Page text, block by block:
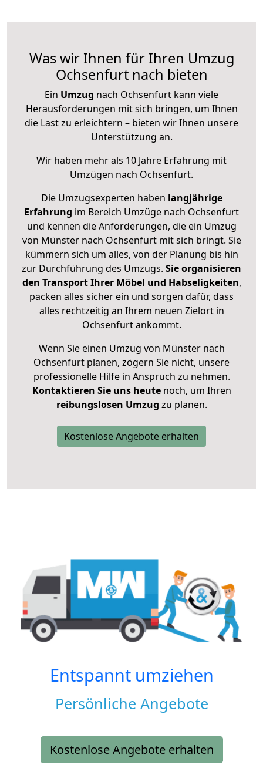
Was wir Ihnen für Ihren Umzug
Ochsenfurt nach bieten
Ein Umzug nach Ochsenfurt kann viele
Herausforderungen mit sich bringen, um Ihnen
die Last zu erleichtern – bieten wir Ihnen unsere
Unterstützung an.
Wir haben mehr als 10 Jahre Erfahrung mit
Umzügen nach Ochsenfurt.
Die Umzugsexperten haben langjährige
Erfahrung im Bereich Umzüge nach Ochsenfurt
und kennen die Anforderungen, die ein Umzug
von Münster nach Ochsenfurt mit sich bringt. Sie
kümmern sich um alles, von der Planung bis hin
zur Durchführung des Umzugs. Sie organisieren
den Transport Ihrer Möbel und Habseligkeiten,
packen alles sicher ein und sorgen dafür, dass
alles rechtzeitig an Ihrem neuen Zielort in
Ochsenfurt ankommt.
Wenn Sie einen Umzug von Münster nach
Ochsenfurt planen, zögern Sie nicht, unsere
professionelle Hilfe in Anspruch zu nehmen.
Kontaktieren Sie uns heutenoch, um Ihren
reibungslosen Umzug zu planen.
Kostenlose Angebote erhalten
Entspannt umziehen
Persönliche Angebote
Kostenlose Angebote erhalten